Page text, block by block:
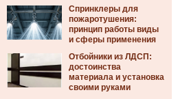
Спринклеры для
пожаротушения:
принцип работы виды
и сферы применения
Отбойники из ЛДСП:
достоинства
материала и установка
своими руками